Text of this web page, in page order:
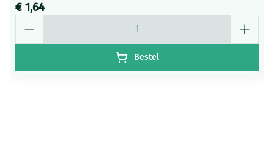
€ 1,64
Bestel